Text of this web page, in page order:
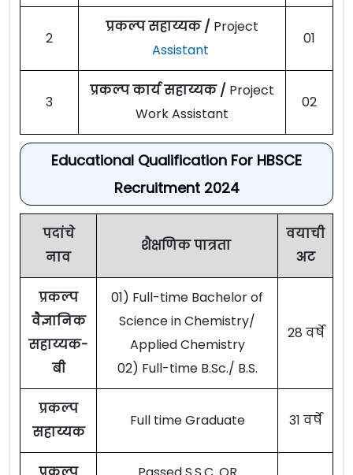
2
प्रकल्प सहाय्यक / Project
Assistant
01
3
प्रकल्प कार्य सहाय्यक / Project
Work Assistant
02
Educational Qualification For HBSCE
Recruitment 2024
पदांचे
नाव
शैक्षणिक पात्रता
वयाची
अट
प्रकल्प
वैज्ञानिक
सहाय्यक-
बी
01) Full-time Bachelor of
Science in Chemistry/
Applied Chemistry
02) Full-time B.Sc./ B.S.
28 वर्षे
प्रकल्प
सहाय्यक
Full time Graduate 31 वर्षे